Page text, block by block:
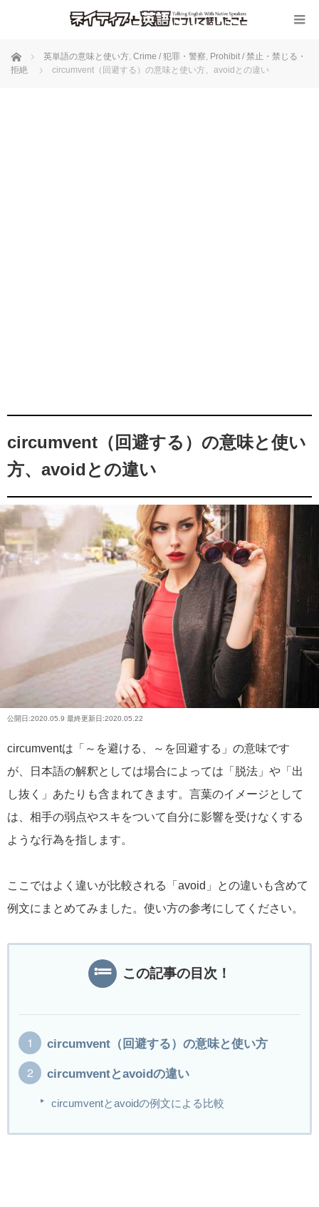
ホーム 英単語の意味と使い方, Crime / 犯罪・警察, Prohibit / 禁止・禁じる・
拒絶
circumvent（回避する）の意味と使い方、avoidとの違い
circumvent（回避する）の意味と使い
方、avoidとの違い
公開日:2020.05.9 最終更新日:2020.05.22
circumventは「～を避ける、～を回避する」の意味です
が、日本語の解釈としては場合によっては「脱法」や「出
し抜く」あたりも含まれてきます。言葉のイメージとして
は、相手の弱点やスキをついて自分に影響を受けなくする
ような行為を指します。
ここではよく違いが比較される「avoid」との違いも含めて
例文にまとめてみました。使い方の参考にしてください。
この記事の目次！
circumvent（回避する）の意味と使い方
circumventとavoidの違い
circumventとavoidの例文による比較